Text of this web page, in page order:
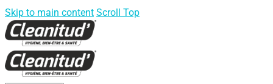
Skip to main content Scroll Top